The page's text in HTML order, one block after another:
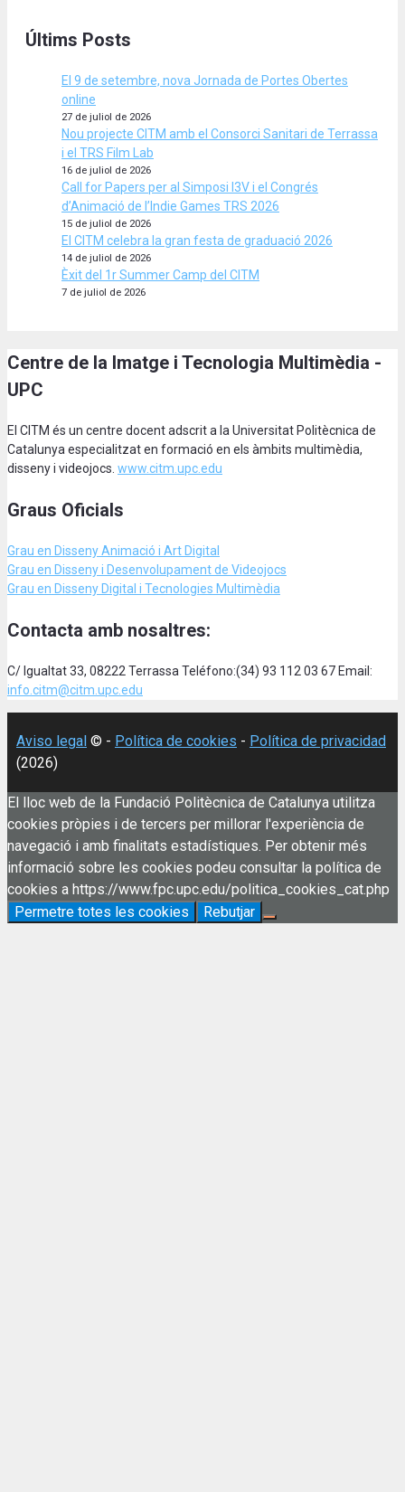
Últims Posts
El 9 de setembre, nova Jornada de Portes Obertes
online
27 de juliol de 2026
Nou projecte CITM amb el Consorci Sanitari de Terrassa
i el TRS Film Lab
16 de juliol de 2026
Call for Papers per al Simposi I3V i el Congrés
d’Animació de l’Indie Games TRS 2026
15 de juliol de 2026
El CITM celebra la gran festa de graduació 2026
14 de juliol de 2026
Èxit del 1r Summer Camp del CITM
7 de juliol de 2026
Centre de la Imatge i Tecnologia Multimèdia -
UPC
El CITM és un centre docent adscrit a la Universitat Politècnica de
Catalunya especialitzat en formació en els àmbits multimèdia,
disseny i videojocs. www.citm.upc.edu
Graus Oficials
Grau en Disseny Animació i Art Digital
Grau en Disseny i Desenvolupament de Videojocs
Grau en Disseny Digital i Tecnologies Multimèdia
Contacta amb nosaltres:
C/ Igualtat 33, 08222 Terrassa Teléfono:(34) 93 112 03 67 Email:
info.citm@citm.upc.edu
Aviso legal © - Política de cookies - Política de privacidad
(2026)
El lloc web de la Fundació Politècnica de Catalunya utilitza
cookies pròpies i de tercers per millorar l'experiència de
navegació i amb finalitats estadístiques. Per obtenir més
informació sobre les cookies podeu consultar la política de
cookies a https://www.fpc.upc.edu/politica_cookies_cat.php
Permetre totes les cookies
Rebutjar